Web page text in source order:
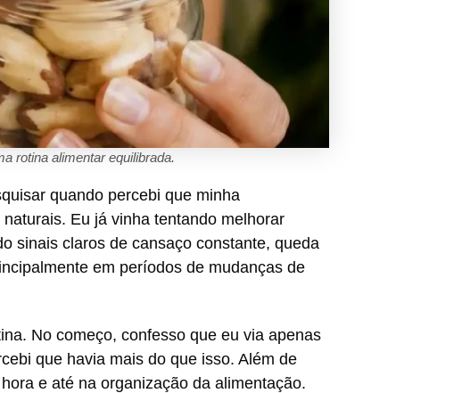
rotina alimentar equilibrada.
quando percebi que minha
Eu já vinha tentando melhorar
sinais claros de cansaço constante, queda
em períodos de mudanças de
No começo, confesso que eu via apenas
que havia mais do que isso. Além de
e até na organização da alimentação.